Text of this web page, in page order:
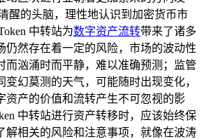
醒的头脑，理性地认识到加密货币市
中转站为数字资产流转带来了诸多
仍然存在着一定的风险，市场的波动性
而汹涌时而平静，难以准确预测；监管
幻莫测的天气，可能随时出现变化，
资产的价值和流转产生不可忽视的影
中转站进行资产转移时，应该始终保
解相关的风险和注意事项，就像在波涛